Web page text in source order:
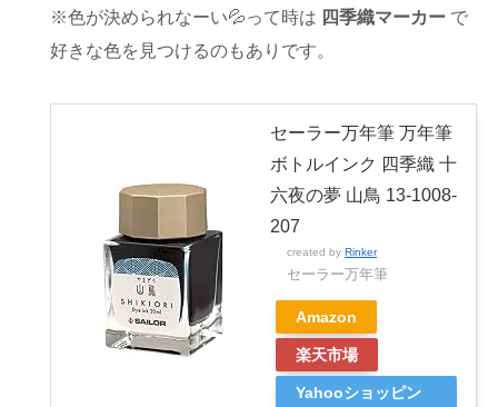
※色が決められなーい💦って時は 四季織マーカー で
好きな色を見つけるのもありです。
セーラー万年筆 万年筆
ボトルインク 四季織 十
六夜の夢 山鳥 13-1008-
207
created byRinker
セーラー万年筆
Amazon
楽天市場
Yahooショッピン